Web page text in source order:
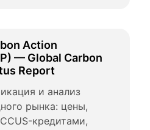
Action
— Global Carbon
Report
и анализ
рынка: цены,
кредитами,